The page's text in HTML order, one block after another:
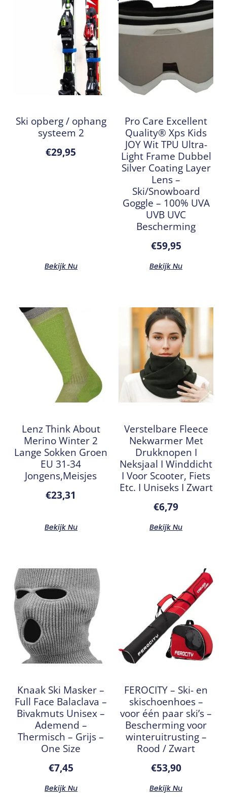
Ski opberg / ophang
systeem 2
€29,95
Bekijk Nu
Pro Care Excellent
Quality® Xps Kids
JOY Wit TPU Ultra-
Light Frame Dubbel
Silver Coating Layer
Lens –
Ski/Snowboard
Goggle – 100% UVA
UVB UVC
Bescherming
€59,95
Bekijk Nu
Lenz Think About
Merino Winter 2
Lange Sokken Groen
EU 31-34
Jongens,Meisjes
€23,31
Bekijk Nu
Verstelbare Fleece
Nekwarmer Met
Drukknopen I
Neksjaal I Winddicht
I Voor Scooter, Fiets
Etc. I Uniseks I Zwart
€6,79
Bekijk Nu
Knaak Ski Masker –
Full Face Balaclava –
Bivakmuts Unisex –
Ademend –
Thermisch – Grijs –
One Size
€7,45
Bekijk Nu
FEROCITY – Ski- en
skischoenhoes –
voor één paar ski’s –
Bescherming voor
winteruitrusting –
Rood / Zwart
€53,90
Bekijk Nu